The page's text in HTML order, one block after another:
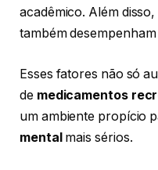
acadêmico. Além
também
Esses fatores não só
de medicamentos
um ambiente propício
mentalmais sérios.